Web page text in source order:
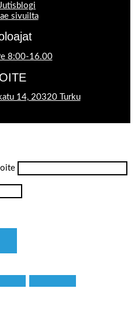
sivuilta
8:00-16.00
14, 20320 Turku